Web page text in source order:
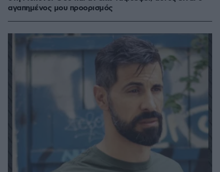
αγαπημένος μου προορισμός